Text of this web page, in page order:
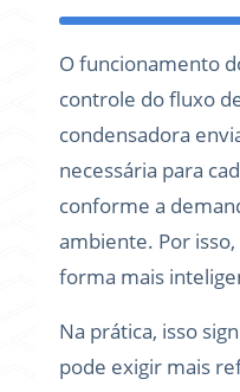
O funcionamento
controle do fluxo
condensadora
necessária para
conforme a
ambiente. Por
forma mais
Na prática, isso
pode exigir mais